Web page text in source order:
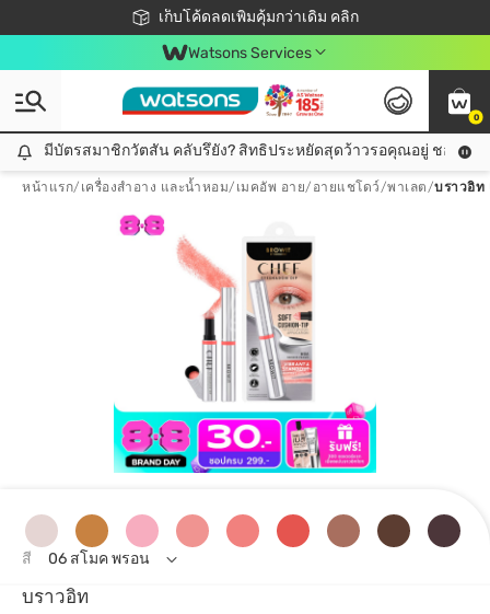
เก็บโค้ดลดเพิ่มคุ้มกว่าเดิม คลิก
ชอปออนไลน์ครั้งแรก ลดเพิ่มจุก ๆ 10%! 🎉
📦ส่งฟรี! เมื่อชอป 499฿
สมาชิกวัตสัน คลับดียังไง?
Watsons Services
0
มีบัตรสมาชิกวัตสัน คลับรึยัง? สิทธิประหยัดสุดว้าวรอคุณอยู่ ชอปคุ้มกว่าเดิม คลิก!
มีบัตรสมาชิกวัตสัน คลับรึยัง? สิทธิประหยัดสุดว้าวรอคุณอยู่ ชอปคุ้มก
หน้าแรก/ เครื่องสำอาง และน้ำหอม/ เมคอัพ อาย/ อายแชโดว์/พาเลต/บราวอิท
บราวอิท
สี 06 สโมค พรอน